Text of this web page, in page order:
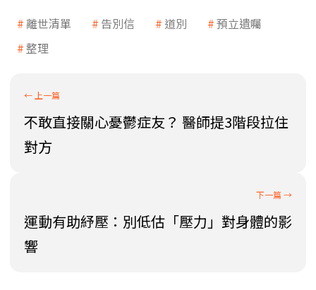
離世清單 告別信 道別
預立遺囑
整理
不敢直接關心憂鬱症友？ 醫師提3階段拉住
對方
運動有助紓壓：別低估「壓力」對身體的影
響